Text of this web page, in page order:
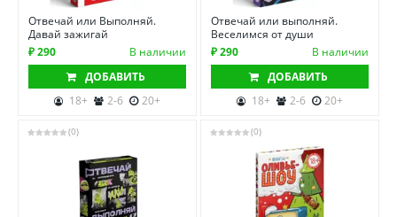
Отвечай или Выполняй.
Давай зажигай
₽ 290
В наличии
ДОБАВИТЬ
18+
2-6 20+
Отвечай или выполняй.
Веселимся от души
₽ 290
В наличии
ДОБАВИТЬ
18+
2-6 20+
(0) (0)